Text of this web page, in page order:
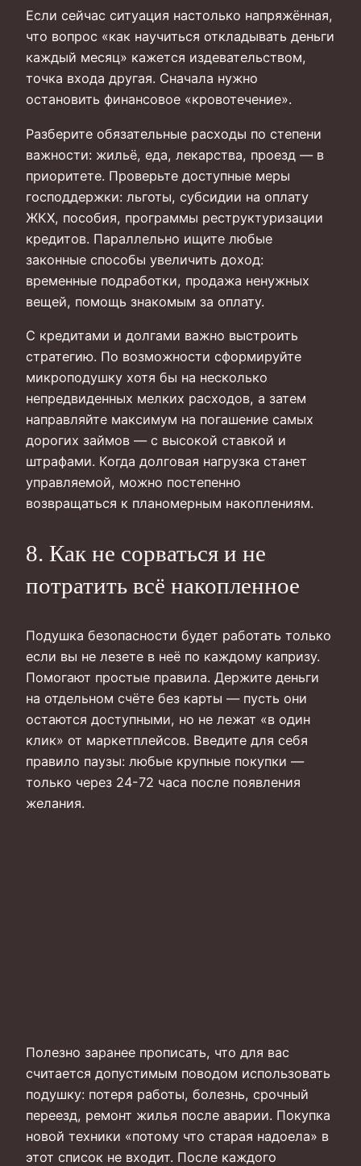
Если сейчас ситуация настолько напряжённая,
что вопрос «как научиться откладывать деньги
каждый месяц» кажется издевательством,
точка входа другая. Сначала нужно
остановить финансовое «кровотечение».
Разберите обязательные расходы по степени
важности: жильё, еда, лекарства, проезд — в
приоритете. Проверьте доступные меры
господдержки: льготы, субсидии на оплату
ЖКХ, пособия, программы реструктуризации
кредитов. Параллельно ищите любые
законные способы увеличить доход:
временные подработки, продажа ненужных
вещей, помощь знакомым за оплату.
С кредитами и долгами важно выстроить
стратегию. По возможности сформируйте
микроподушку хотя бы на несколько
непредвиденных мелких расходов, а затем
направляйте максимум на погашение самых
дорогих займов — с высокой ставкой и
штрафами. Когда долговая нагрузка станет
управляемой, можно постепенно
возвращаться к планомерным накоплениям.
8. Как не сорваться и не
потратить всё накопленное
Подушка безопасности будет работать только
если вы не лезете в неё по каждому капризу.
Помогают простые правила. Держите деньги
на отдельном счёте без карты — пусть они
остаются доступными, но не лежат «в один
клик» от маркетплейсов. Введите для себя
правило паузы: любые крупные покупки —
только через 24-72 часа после появления
желания.
Полезно заранее прописать, что для вас
считается допустимым поводом использовать
подушку: потеря работы, болезнь, срочный
переезд, ремонт жилья после аварии. Покупка
новой техники «потому что старая надоела» в
этот список не входит. После каждого